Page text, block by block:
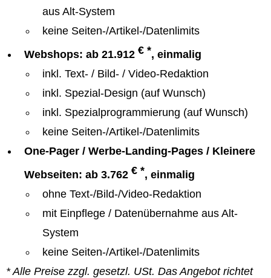
aus Alt-System
keine Seiten-/Artikel-/Datenlimits
Webshops: ab 21.912 € *, einmalig
inkl. Text- / Bild- / Video-Redaktion
inkl. Spezial-Design (auf Wunsch)
inkl. Spezialprogrammierung (auf Wunsch)
keine Seiten-/Artikel-/Datenlimits
One-Pager / Werbe-Landing-Pages / Kleinere
Webseiten: ab 3.762 € *, einmalig
ohne Text-/Bild-/Video-Redaktion
mit Einpflege / Datenübernahme aus Alt-
System
keine Seiten-/Artikel-/Datenlimits
* Alle Preise zzgl. gesetzl. USt. Das Angebot richtet